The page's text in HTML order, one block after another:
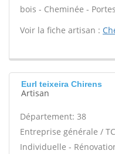
bois - Cheminée -
Voir la fiche artisan :
Eurl teixeira Chirens
Artisan
Département: 38
Entreprise générale /
Individuelle -